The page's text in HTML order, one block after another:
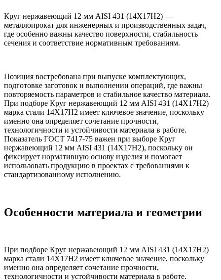
Круг нержавеющий 12 мм AISI 431 (14Х17Н2) —
металлопрокат для инженерных и производственных задач,
где особенно важны качество поверхности, стабильность
сечения и соответствие нормативным требованиям.
Позиция востребована при выпуске комплектующих,
подготовке заготовок и выполнении операций, где важны
повторяемость параметров и стабильное качество материала.
При подборе Круг нержавеющий 12 мм AISI 431 (14Х17Н2)
марка стали 14Х17Н2 имеет ключевое значение, поскольку
именно она определяет сочетание прочности,
технологичности и устойчивости материала в работе.
Показатель ГОСТ 7417-75 важен при выборе Круг
нержавеющий 12 мм AISI 431 (14Х17Н2), поскольку он
фиксирует нормативную основу изделия и помогает
использовать продукцию в проектах с требованиями к
стандартизованному исполнению.
Особенности материала и геометрии
При подборе Круг нержавеющий 12 мм AISI 431 (14Х17Н2)
марка стали 14Х17Н2 имеет ключевое значение, поскольку
именно она определяет сочетание прочности,
технологичности и устойчивости материала в работе.